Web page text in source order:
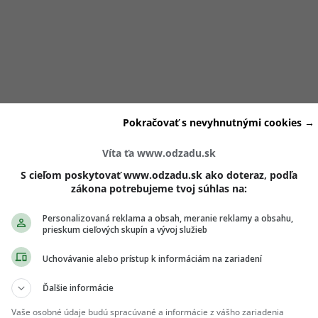
pre teba skupinu praktických krokov, ktoré ťa okamžite
po záruke
krok ťa donúti vytiahnuť všetky tvoje skrášľovacie produkty
vyhoď do koša všetko , čo má zmenenú
krémy plné baktériíti môžu spôsobiť nepeknéakné
Víta ťa www.odzadu.sk
S cieľom poskytovať www.odzadu.sk ako doteraz, podľa
zákona potrebujeme tvoj súhlas na:
Personalizovaná reklama a obsah, meranie reklamy a obsahu,
prieskum cieľových skupín a vývoj služieb
Uchovávanie alebo prístup k informáciám na zariadení
Ďalšie informácie
Vaše osobné údaje budú spracúvané a informácie z vášho zariadenia
Pokračovať s nevyhnutnými cookies →